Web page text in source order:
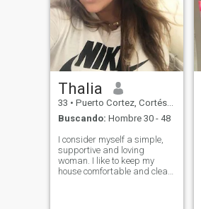
Thalia
33 • Puerto Cortez, Cortés, Honduras
Buscando: Hombre 30 - 48
I consider myself a simple,
supportive and loving
woman. I like to keep my
house comfortable and clean.